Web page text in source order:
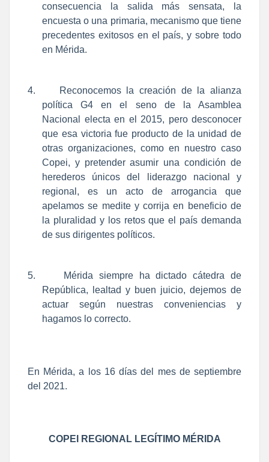
consecuencia la salida más sensata, la
encuesta o una primaria, mecanismo que tiene
precedentes exitosos en el país, y sobre todo
en Mérida.
4.
Reconocemos la creación de la alianza
política G4 en el seno de la Asamblea
Nacional electa en el 2015, pero desconocer
que esa victoria fue producto de la unidad de
otras organizaciones, como en nuestro caso
Copei, y pretender asumir una condición de
herederos únicos del liderazgo nacional y
regional, es un acto de arrogancia que
apelamos se medite y corrija en beneficio de
la pluralidad y los retos que el país demanda
de sus dirigentes políticos.
5.
Mérida siempre ha dictado cátedra de
República, lealtad y buen juicio, dejemos de
actuar según nuestras conveniencias y
hagamos lo correcto.
En Mérida, a los 16 días del mes de septiembre
del 2021.
COPEI REGIONAL LEGÍTIMO MÉRIDA